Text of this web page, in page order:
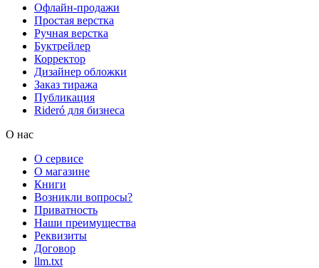
Офлайн-продажи
Простая верстка
Ручная верстка
Буктрейлер
Корректор
Дизайнер обложки
Заказ тиража
Публикация
Rideró для бизнеса
О нас
О сервисе
О магазине
Книги
Возникли вопросы?
Приватность
Наши преимущества
Реквизиты
Договор
llm.txt